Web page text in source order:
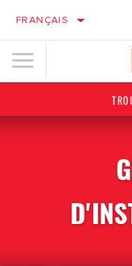
FRANÇAIS